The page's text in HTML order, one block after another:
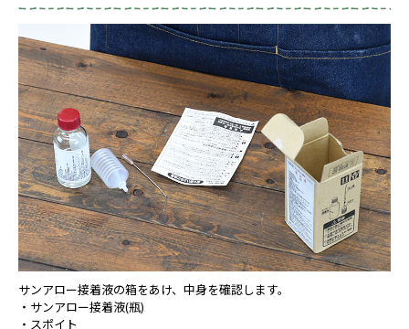
サンアロー接着液の箱をあけ、中身を確認します。
・サンアロー接着液(瓶)
・スポイト